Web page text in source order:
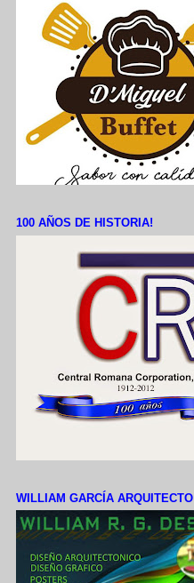
100 AÑOS DE HISTORIA!
WILLIAM GARCÍA ARQUITECTO